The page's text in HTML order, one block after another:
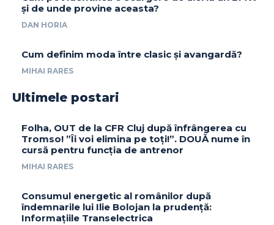
și de unde provine aceasta?
DAN HORIA
Cum definim moda între clasic și avangardă?
MIHAI RARES
Ultimele postari
Folha, OUT de la CFR Cluj după înfrângerea cu
Tromso! ”Îi voi elimina pe toți!”. DOUĂ nume în
cursă pentru funcția de antrenor
MIHAI RARES
Consumul energetic al românilor după
îndemnarile lui Ilie Bolojan la prudență:
Informațiile Transelectrica